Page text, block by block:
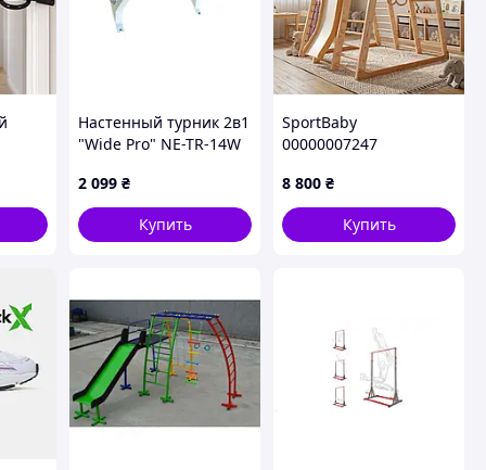
Настенный турник 2в1
"Wide Pro" NE-TR-14W
2 099 ₴
Купить
SportBaby
00000007247
8 800 ₴
Купить